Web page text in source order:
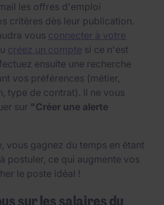
les offres d'emploi
critères dès leur publication.
vous connecter à votre
créez un compte si ce n'est
ensuite une recherche
vos préférences (métier,
type de contrat). Il ne vous
sur "Créer une alerte
vous gagnez du temps en étant
postuler, ce qui augmente vos
le poste idéal !
sur les salaires du